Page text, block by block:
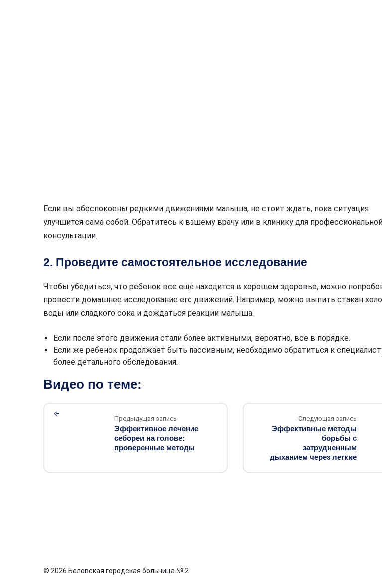
Если вы обеспокоены редкими движениями малыша, не стоит ждать, пока ситуация
улучшится сама собой. Обратитесь к вашему врачу или в клинику для профессиональной
консультации.
2. Проведите самостоятельное исследование
Чтобы убедиться, что ребенок все еще находится в хорошем здоровье, можно
провести домашнее исследование его движений. Например, можно выпить стакан
воды или сладкого сока и дождаться реакции малыша.
Если после этого движения стали более активными, вероятно, все в порядке.
Если же ребенок продолжает быть пассивным, необходимо обратиться к
более детального обследования.
Видео по теме:
Предыдущая запись
Эффективное лечение
себореи на голове:
проверенные методы
Следующая запись
Эффективные методы
борьбы с
затрудненным
дыханием через легкие
© 2026 Беловская городская больница № 2